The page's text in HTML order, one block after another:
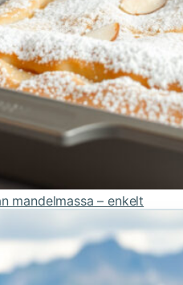
mandelmassa – enkelt